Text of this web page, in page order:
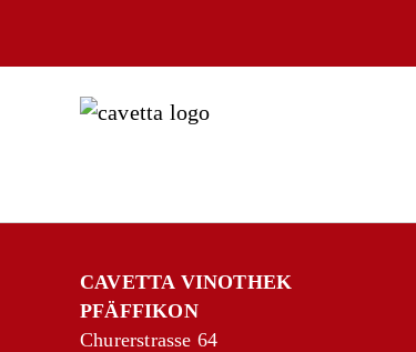
CAVETTA VINOTHEK
PFÄFFIKON
Churerstrasse 64